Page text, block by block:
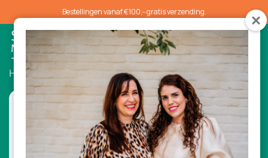
Bestellingen vanaf €100,- gratis verzending.
0
Home/ Ogen / Pure Pressed Eyeshadow Triple